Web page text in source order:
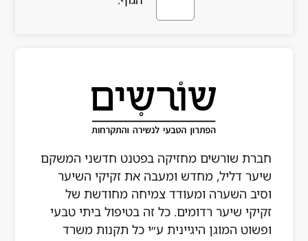
חברת שורשים מחזיקה בפטנט חדשני המשקם
שיער דליל, מחדש ומעבה את זקיקי השיער
וסיב השערה ומעודד צמיחה מחודשת של
זקיקי שיער רדומים. כל זה בטיפול ביתי טבעי
ופשוט המוגן היגיינית ע״י כל תקנות משרד